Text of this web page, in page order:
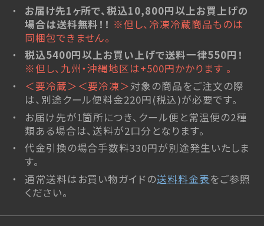
べのハルカス近鉄本店「東北六県
味と技めぐり」
2024/02/20
野村資産承継 2024年2月号に当
社が特集されました
2024/02/19
商品レビュー機能が追加されまし
お届け先1ヶ所で、税込10,800円以上お買上げの
場合は送料無料！！ ※但し、冷凍冷蔵商品ものは
同梱包できません。
税込5400円以上お買い上げで送料一律550円！
※但し、九州・沖縄地区は+500円かかります 。
＜要冷蔵＞＜要冷凍＞対象の商品をご注文の際
は、別途クール便料金220円(税込)が必要です。
お届け先が1箇所につき、クール便と常温便の2種
類ある場合は、送料が2口分となります。
代金引換の場合手数料330円が別途発生いたしま
す。
通常送料はお買い物ガイドの送料料金表をご参照
ください。